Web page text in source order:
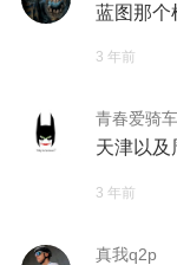
蓝图那
3 年前
青春爱骑车
天津以及
3 年前
真我q2p